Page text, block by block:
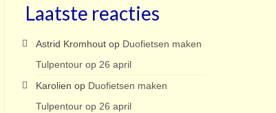
Laatste reacties
Astrid Kromhoutop Duofietsen maken
Tulpentour op 26 april
Karolien op Duofietsen maken
Tulpentour op 26 april